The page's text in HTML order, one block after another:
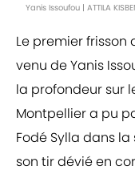
Yanis Issoufou | ATTILA
Le premier
venu de Yanis
la profondeur sur
Montpellier a pu
Fodé Sylla dans
son tir dévié en